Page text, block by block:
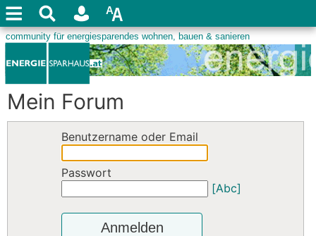
Mein Forum
Benutzername oder Email
Passwort
[Abc]
Anmelden